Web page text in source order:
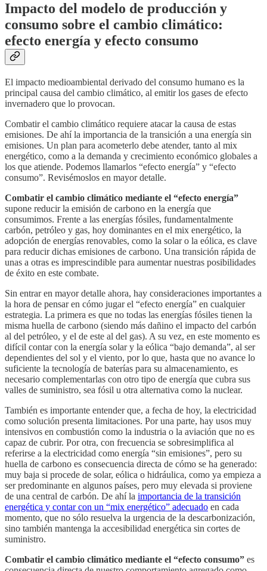
Impacto del modelo de producción y
consumo sobre el cambio climático:
efecto energía y efecto consumo
El impacto medioambiental derivado del consumo humano es la
principal causa del cambio climático, al emitir los gases de efecto
invernadero que lo provocan.
Combatir el cambio climático requiere atacar la causa de estas
emisiones. De ahí la importancia de la transición a una energía sin
emisiones. Un plan para acometerlo debe atender, tanto al mix
energético, como a la demanda y crecimiento económico globales a
los que atiende. Podemos llamarlos “efecto energía” y “efecto
consumo”. Revisémoslos en mayor detalle.
Combatir el cambio climático mediante el “efecto energía”
supone reducir la emisión de carbono en la energía que
consumimos. Frente a las energías fósiles, fundamentalmente
carbón, petróleo y gas, hoy dominantes en el mix energético, la
adopción de energías renovables, como la solar o la eólica, es clave
para reducir dichas emisiones de carbono. Una transición rápida de
unas a otras es imprescindible para aumentar nuestras posibilidades
de éxito en este combate.
Sin entrar en mayor detalle ahora, hay consideraciones importantes a
la hora de pensar en cómo jugar el “efecto energía” en cualquier
estrategia. La primera es que no todas las energías fósiles tienen la
misma huella de carbono (siendo más dañino el impacto del carbón
al del petróleo, y el de este al del gas). A su vez, en este momento es
difícil contar con la energía solar y la eólica “bajo demanda”, al ser
dependientes del sol y el viento, por lo que, hasta que no avance lo
suficiente la tecnología de baterías para su almacenamiento, es
necesario complementarlas con otro tipo de energía que cubra sus
valles de suministro, sea fósil u otra alternativa como la nuclear.
También es importante entender que, a fecha de hoy, la electricidad
como solución presenta limitaciones. Por una parte, hay usos muy
intensivos en combustión como la industria o la aviación que no es
capaz de cubrir. Por otra, con frecuencia se sobresimplifica al
referirse a la electricidad como energía “sin emisiones”, pero su
huella de carbono es consecuencia directa de cómo se ha generado:
muy baja si procede de solar, eólica o hidráulica, como ya empieza a
ser predominante en algunos países, pero muy elevada si proviene
de una central de carbón. De ahí la importancia de la transición
energética y contar con un “mix energético” adecuado en cada
momento, que no sólo resuelva la urgencia de la descarbonización,
sino también mantenga la accesibilidad energética sin cortes de
suministro.
Combatir el cambio climático mediante el “efecto consumo” es